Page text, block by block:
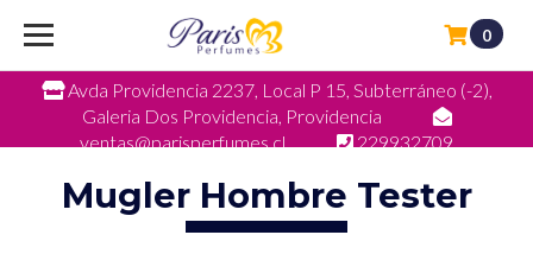
Avda Providencia 2237, Local P 15, Subterráneo (-2),
Galeria Dos Providencia, Providencia
ventas@parisperfumes.cl
229932709
0
Mugler Hombre Tester